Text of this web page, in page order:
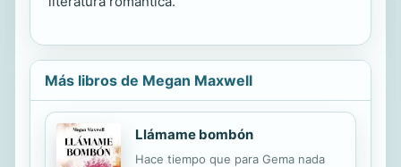
Más libros de Megan Maxwell
Llámame bombón
Hace tiempo que para Gema nada